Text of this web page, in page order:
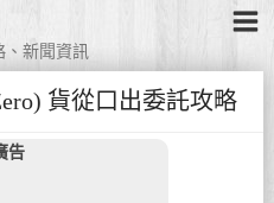
、新聞資訊
貨從口出委託攻略
告